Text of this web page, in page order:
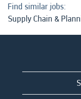
Find similar jobs:
Supply Chain &